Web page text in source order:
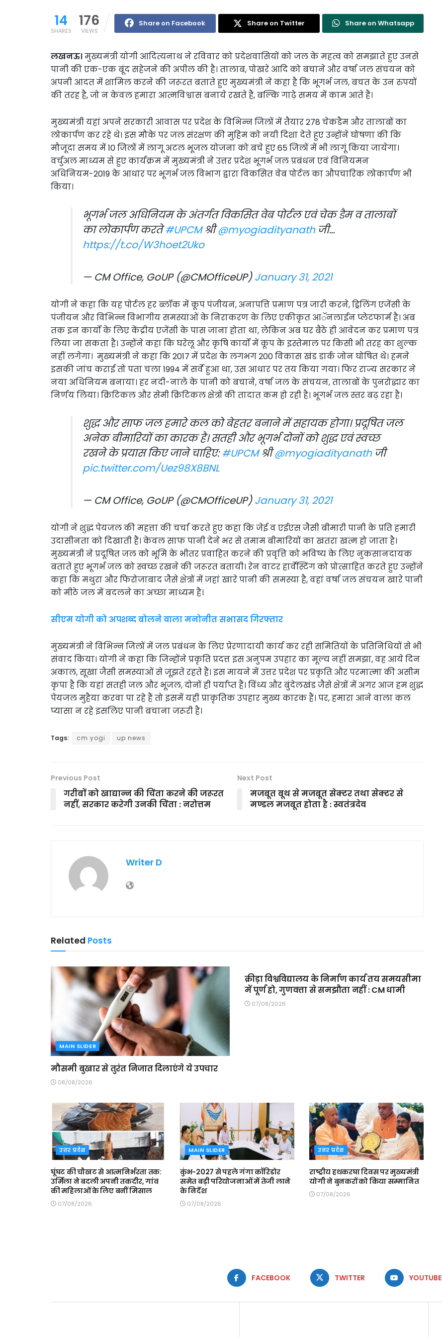
14
SHARES
176
VIEWS
Share on Facebook Share on Twitter Share on Whatsapp
लखनऊ। मुख्यमंत्री योगी आदित्यनाथ ने रविवार को प्रदेशवासियों को जल के महत्व को समझाते हुए उनसे
पानी की एक-एक बूंद सहेजने की अपील की है। तालाब, पोखरे आदि को बचाने और वर्षा जल संचयन को
अपनी आदत में शामिल करने की जरूरत बताते हुए मुख्यमंत्री ने कहा है कि भूगर्भ जल, बचत के उन रुपयों
की तरह है, जो न केवल हमारा आत्मविश्वास बनाये रखते हैं, बल्कि गाढ़े समय में काम आते हैं।
मुख्यमंत्री यहां अपने सरकारी आवास पर प्रदेश के विभिन्न जिलों में तैयार 278 चेकडैम और तालाबों का
लोकार्पण कर रहे थे। इस मौके पर जल संरक्षण की मुहिम को नयी दिशा देते हुए उन्होंने घोषणा की कि
मौजूदा समय में 10 जिलों में लागू अटल भूजल योजना को बचे हुए 65 जिलों में भी लागूं किया जायेगा।
वर्चुअल माध्यम से हुए कार्यक्रम में मुख्यमंत्री ने उत्तर प्रदेश भूगर्भ जल प्रबंधन एवं विनियमन
अधिनियम-2019 के आधार पर भूगर्भ जल विभाग द्वारा विकसित वेब पोर्टल का औपचारिक लोकार्पण भी
किया।
भूगर्भ जल अधिनियम के अंतर्गत विकसित वेब पोर्टल एवं चेक डैम व तालाबों
का लोकार्पण करते#UPCMश्री@myogiadityanathजी…
https://t.co/W3hoet2Uko
— CM Office, GoUP (@CMOfficeUP)January 31, 2021
योगी ने कहा कि यह पोर्टल हर ब्लॉक में कूप पंजीयन, अनापत्ति प्रमाण पत्र जारी करने, ड्रिलिंग एजेंसी के
पंजीयन और विभिन्न विभागीय समस्याओं के निराकरण के लिए एकीकृत आॅनलाईन प्लेटफार्म है। अब
तक इन कार्यों के लिए केंद्रीय एजेंसी के पास जाना होता था, लेकिन अब घर बैठे ही आवेदन कर प्रमाण पत्र
लिया जा सकता है। उन्होंने कहा कि घरेलू और कृषि कार्यों में कूप के इस्तेमाल पर किसी भी तरह का शुल्क
नहीं लगेगा। मुख्यमंत्री ने कहा कि 2017 में प्रदेश के लगभग 200 विकास खंड डार्क जोन घोषित थे। हमने
इसकी जांच कराई तो पता चला 1994 में सर्वे हुआ था, उस आधार पर तय किया गया। फिर राज्य सरकार ने
नया अधिनियम बनाया। हर नदी-नाले के पानी को बचाने, वर्षा जल के संचयन, तालाबों के पुनरोद्धार का
निर्णय लिया। क्रिटिकल और सेमी क्रिटिकल क्षेत्रों की तादात कम हो रही है। भूगर्भ जल स्तर बढ़ रहा है।
शुद्ध और साफ जल हमारे कल को बेहतर बनाने में सहायक होगा। प्रदूषित जल
अनेक बीमारियों का कारक है। सतही और भूगर्भ दोनों को शुद्ध एवं स्वच्छ
रखने के प्रयास किए जाने चाहिए:#UPCMश्री@myogiadityanathजी
pic.twitter.com/Uez98X8BNL
— CM Office, GoUP (@CMOfficeUP)January 31, 2021
योगी ने शुद्ध पेयजल की महत्ता की चर्चा करते हुए कहा कि जेई व एईएस जैसी बीमारी पानी के प्रति हमारी
उदासीनता को दिखाती हैं। केवल साफ पानी देने भर से तमाम बीमारियों का खतरा खत्म हो जाता है।
मुख्यमंत्री ने प्रदूषित जल को भूमि के भीतर प्रवाहित करने की प्रवृत्ति को भविष्य के लिए नुकसानदायक
बताते हुए भूगर्भ जल को स्वच्छ रखने की जरूरत बतायी। रेन वाटर हार्वेस्टिंग को प्रोत्साहित करते हुए उन्होंने
कहा कि मथुरा और फिरोजाबाद जैसे क्षेत्रों में जहां खारे पानी की समस्या है, वहां वर्षा जल संचयन खारे पानी
को मीठे जल में बदलने का अच्छा माध्यम है।
सीएम योगी को अपशब्द बोलने वाला मनोनीत सभासद गिरफ्तार
मुख्यमंत्री ने विभिन्न जिलों में जल प्रबंधन के लिए प्रेरणादायी कार्य कर रही समितियों के प्रतिनिधियों से भी
संवाद किया। योगी ने कहा कि जिन्होंने प्रकृति प्रदत्त इस अनुपम उपहार का मूल्य नहीं समझा, वह आये दिन
अकाल, सूखा जैसी समस्याओं से जूझते रहते हैं। इस मायने में उत्तर प्रदेश पर प्रकृति और परमात्मा की असीम
कृपा है कि यहां सतही जल और भूजल, दोनों ही पर्याप्त हैं। विंध्य और बुंदेलखंड जैसे क्षेत्रों में अगर आज हम शुद्ध
पेयजल मुहैया करवा पा रहे हैं तो इसमें यही प्राकृतिक उपहार मुख्य कारक हैं। पर, हमारा आने वाला कल
प्यासा न रहे इसलिए पानी बचाना जरूरी है।
Tags: cm yogi up news
Previous Post
गरीबों को खाद्यान्न की चिंता करने की जरूरत
नहीं, सरकार करेगी उनकी चिंता : नरोत्तम
Next Post
मजबूत बूथ से मजबूत सेक्टर तथा सेक्टर से
मण्डल मजबूत होता है : स्वतंत्रदेव
Writer D
Related Posts
MAIN SLIDER
मौसमी बुखार से तुरंत निजात दिलाएंगे ये उपचार
08/08/2026
क्रीड़ा विश्वविद्यालय के निर्माण कार्य तय समयसीमा
में पूर्ण हो, गुणवत्ता से समझौता नहीं : CM धामी
07/08/2026
उत्तर प्रदेश
घूंघट की चौखट से आत्मनिर्भरता तक:
उर्मिला ने बदली अपनी तकदीर, गांव
की महिलाओं के लिए बनीं मिसाल
07/08/2026
MAIN SLIDER
कुंभ-2027 से पहले गंगा कॉरिडोर
समेत बड़ी परियोजनाओं में तेजी लाने
के निर्देश
07/08/2026
उत्तर प्रदेश
राष्ट्रीय हथकरघा दिवस पर मुख्यमंत्री
योगी ने बुनकरों को किया सम्मानित
07/08/2026
FACEBOOK TWITTER YOUTUBE